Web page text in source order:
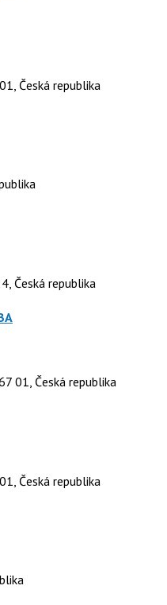
Česká republika
Česká republika
01, Česká republika
Česká republika